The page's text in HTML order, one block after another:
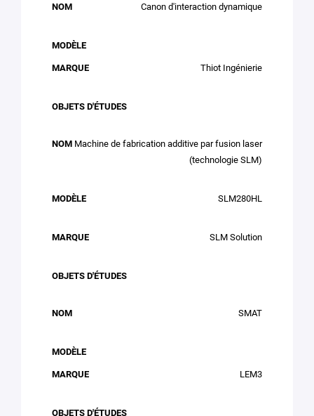
Canon d'interaction dynamique
Thiot Ingénierie
Machine de fabrication additive par fusion laser
(technologie SLM)
SLM280HL
SLM Solution
SMAT
LEM3